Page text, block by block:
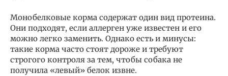
Монобелковые корма содержат один вид протеина.
Они подходят, если аллерген уже известен и его
можно легко заменить. Однако есть и минусы:
такие корма часто стоят дороже и требуют
строгого контроля за тем, чтобы собака не
получила «левый» белок извне.